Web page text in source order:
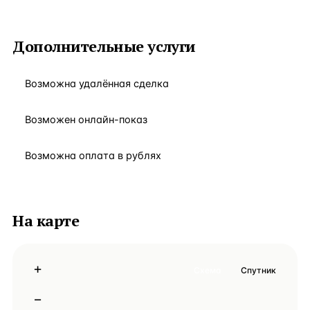
Дополнительные услуги
Возможна удалённая сделка
Возможен онлайн-показ
Возможна оплата в рублях
На карте
+
−
Спутник